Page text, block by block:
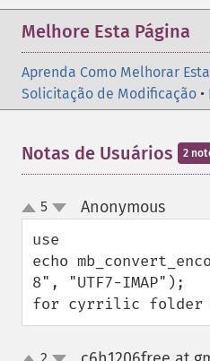
Melhore Esta Página
Aprenda Como Melhorar
Solicitação de Modificação •
Notas de Usuários 2
up
down
5 Anonymous¶
use
echo
8", "UTF7-IMAP");
for cyrrilic folder